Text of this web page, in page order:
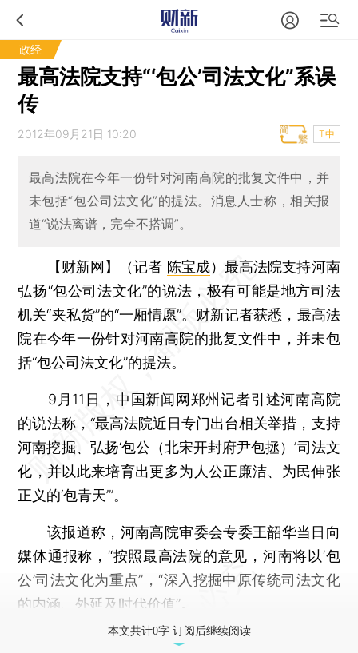
政经
最高法院支持“‘包公’司法文化”系误
传
2012年09月21日 10:20 T中
最高法院在今年一份针对河南高院的批复文件中，并
未包括“包公司法文化”的提法。消息人士称，相关报
道“说法离谱，完全不搭调”。
【财新网】（记者 陈宝成） 最高法院支持河南
弘扬“包公司法文化”的说法，极有可能是地方司法
机关“夹私货”的“一厢情愿”。财新记者获悉，最高法
院在今年一份针对河南高院的批复文件中，并未包
括“包公司法文化”的提法。
9月11日，中国新闻网郑州记者引述河南高院
的说法称，“最高法院近日专门出台相关举措，支持
河南挖掘、弘扬‘包公（北宋开封府尹包拯）’司法文
化，并以此来培育出更多为人公正廉洁、为民伸张
正义的‘包青天’”。
该报道称，河南高院审委会专委王韶华当日向
媒体通报称，“按照最高法院的意见，河南将以‘包
公’司法文化为重点”，“深入挖掘中原传统司法文化
的内涵、外延及时代价值”。
本文共计0字 订阅后继续阅读